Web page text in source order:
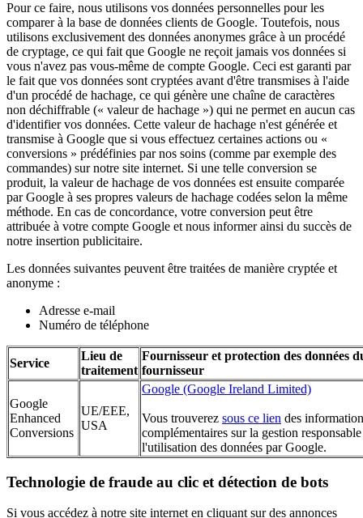
Pour ce faire, nous utilisons vos données personnelles pour les
comparer à la base de données clients de Google. Toutefois, nous
utilisons exclusivement des données anonymes grâce à un procédé
de cryptage, ce qui fait que Google ne reçoit jamais vos données si
vous n'avez pas vous-même de compte Google. Ceci est garanti par
le fait que vos données sont cryptées avant d'être transmises à l'aide
d'un procédé de hachage, ce qui génère une chaîne de caractères
non déchiffrable (« valeur de hachage ») qui ne permet en aucun cas
d'identifier vos données. Cette valeur de hachage n'est générée et
transmise à Google que si vous effectuez certaines actions ou «
conversions » prédéfinies par nos soins (comme par exemple des
commandes) sur notre site internet. Si une telle conversion se
produit, la valeur de hachage de vos données est ensuite comparée
par Google à ses propres valeurs de hachage codées selon la même
méthode. En cas de concordance, votre conversion peut être
attribuée à votre compte Google et nous informer ainsi du succès de
notre insertion publicitaire.
Les données suivantes peuvent être traitées de manière cryptée et
anonyme :
Adresse e-mail
Numéro de téléphone
Service
Lieu de
traitement
Fournisseur et protection des données
fournisseur
Google
Enhanced
Conversions
UE/EEE,
USA
Google (Google Ireland Limited)
Vous trouverez sous ce lien des
complémentaires sur la gestion
l'utilisation des données par Google.
Technologie de fraude au clic et détection de bots
Si vous accédez à notre site internet en cliquant sur des annonces